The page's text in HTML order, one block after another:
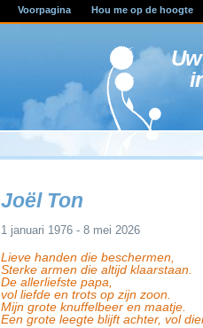
Voorpagina Hou me op de hoogte
Joël Ton
1 januari 1976 - 8 mei 2026
Lieve handen die beschermen,
Sterke armen die altijd klaarstaan.
De allerliefste papa,
vol liefde en trots op zijn zoon.
Mijn grote knuffelbeer en maatje.
Een grote leegte blijft achter, vol